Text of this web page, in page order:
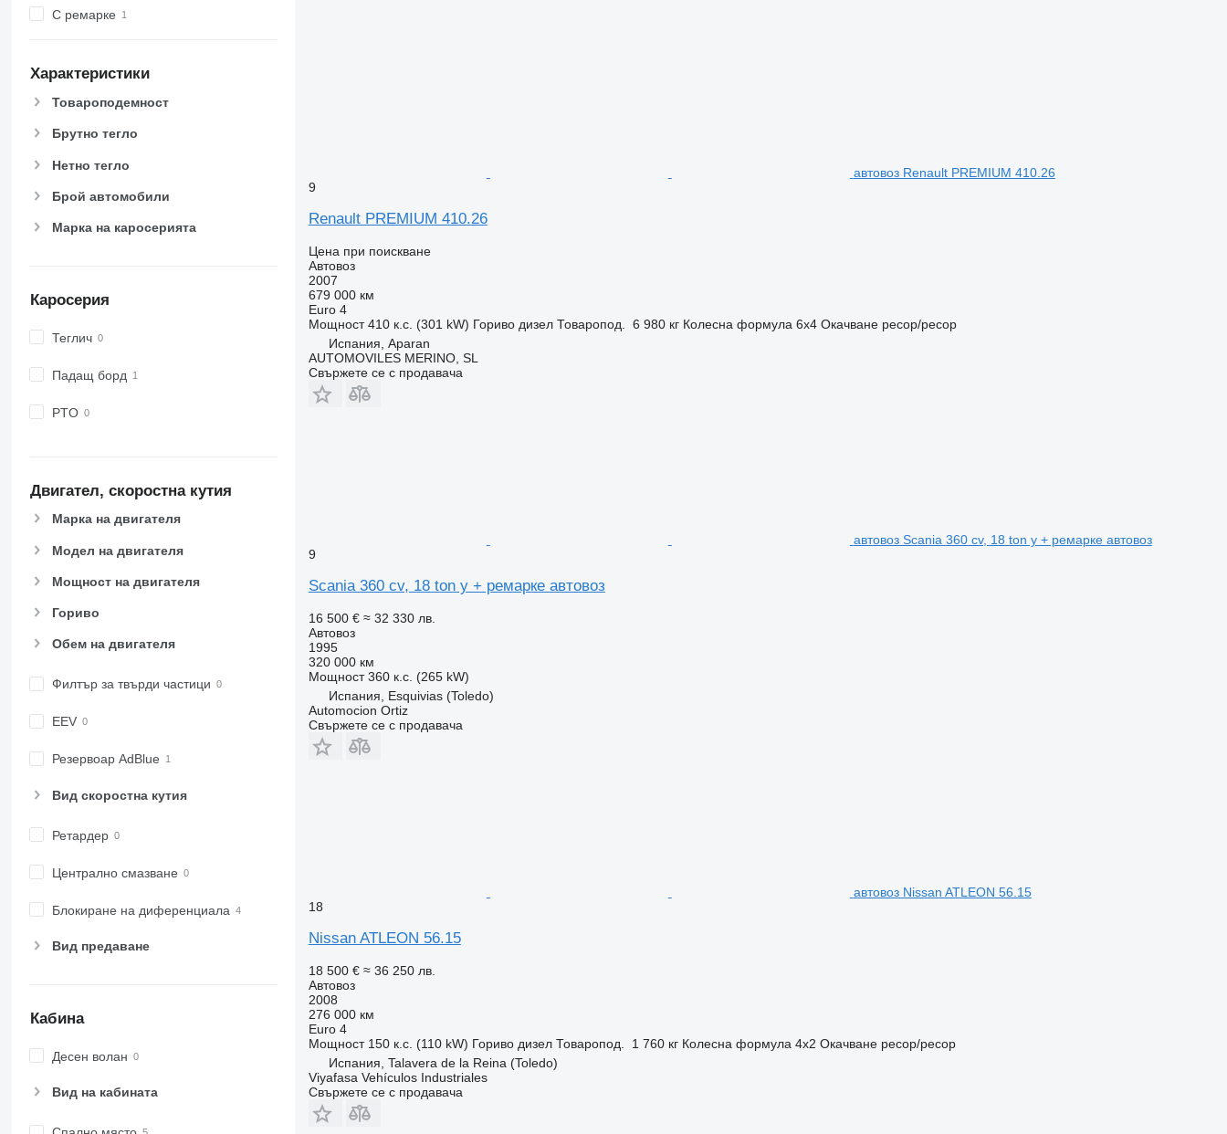
С ремарке
Характеристики
Товароподемност
Брутно тегло
Нетно тегло
Брой автомобили
Марка на каросерията
Каросерия
Теглич
Падащ борд
PTO
Двигател, скоростна кутия
Марка на двигателя
Модел на двигателя
Мощност на двигателя
Гориво
Обем на двигателя
Филтър за твърди частици
EEV
Резервоар AdBlue
Вид скоростна кутия
Ретардер
Централно смазване
Блокиране на диференциала
Вид предаване
Кабина
Десен волан
Вид на кабината
автовоз Renault PREMIUM 410.26
9
Renault PREMIUM 410.26
Цена при поискване
Автовоз
2007
679 000 км
Euro 4
Мощност 410 к.с. (301 kW) Гориво дизел Товаропод. 6 980 кг Колесна формула 6x4 Окачване ресор/ресор
Испания, Aparan
AUTOMOVILES MERINO, SL
Свържете се с продавача
автовоз Scania 360 cv, 18 ton y + ремарке автовоз
9
Scania 360 cv, 18 ton y + ремарке автовоз
16 500 € ≈ 32 330 лв.
Автовоз
1995
320 000 км
Мощност 360 к.с. (265 kW)
Испания, Esquivias (Toledo)
Automocion Ortiz
Свържете се с продавача
автовоз Nissan ATLEON 56.15
18
Nissan ATLEON 56.15
18 500 € ≈ 36 250 лв.
Автовоз
2008
276 000 км
Euro 4
Мощност 150 к.с. (110 kW) Гориво дизел Товаропод. 1 760 кг Колесна формула 4x2 Окачване ресор/ресор
Испания, Talavera de la Reina (Toledo)
Viyafasa Vehículos Industriales
Свържете се с продавача